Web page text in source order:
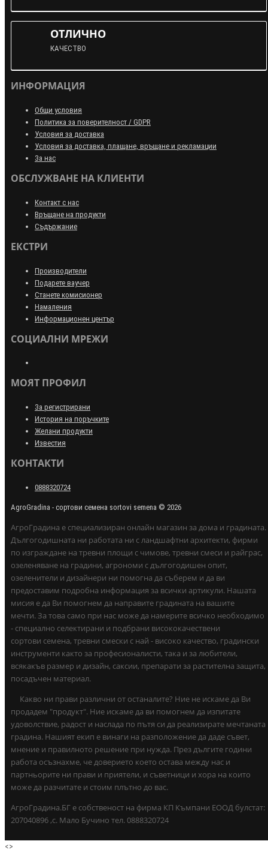
ОТЛИЧНО
КАЧЕСТВО
ИНФОРМАЦИЯ
Общи условия
Политика за поверителност / GDPR
Условия за доставка
Условия за доставка, плащане, връщане и рекламации
За нас
ОБСЛУЖВАНЕ НА КЛИЕНТИ
Контакт с нас
Връщане на продукти
Съдържание
ЕКСТРИ
Производители
Подарете ваучер
Станете комисионер
Намаления
Информационен център
СОЦИАЛНИ МРЕЖИ
МОЯТ ПРОФИЛ
За регистрирани
История на поръчките
Желани продукти
Известия
КОНТАКТИ
0888320724
AgroGradina - сортови семена sortovi semena © 2026
АгроГрадина е специализиран онлайн магазин за дома и градината.
Дългогодишната ни работата ни с ландшафтни архитекти, фирми
по изграждане на тревни площи с чимове, тревни смеси и райграс,
озеленяване на градини, агрономи с дългогодишен опит,
озеленители и дизайнери ни помогна да съберем и да ви
предоставим подробна информация за всички артикули. Нашата
мисия е да Ви помогнем да направите градината на вашите
мечти. За това само при нас може да намерите всичко необходимо
- специално селектирани и подбрани висококачествени
сортови семена, тревни смески с най - високо качество, градински
инструменти както за професионалисти, така и за любители,
всякакъв размер и дизайн, саксии, препарати за растителна защита,
посадъчен материал.
Какво ни прави различни от останалите? Ние не искаме да Ви
продадем "продукт". Ние искаме да ви помогнем да изпитате
удоволствие, радост и наслада по пътя си да реализирате мечтаната
градина. Нашият екип е винаги на разположение да даде съвет,
мнение и правилното решение при нужда. През дългите години
работа осъзнахме, че доверието което остава между нас и
партньорите ни прави и приятели, и съветници и хора на които
може да разчитате и стоим плътно до вас.
АгроГрадина.БГ е собственост на фирма КП Къмпани ЕООД булстат:
207040896 ,с. Мало Бучино тел. 0888320724
<>